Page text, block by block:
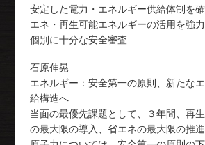
安定した電力・エネルギー供給体制を
エネ・再生可能エネルギーの活用を強
個別に十分な安全審査
石原伸晃
エネルギー：安全第一の原則、新たな
給構造へ
当面の最優先課題として、３年間、再
の最大限の導入、省エネの最大限の推進